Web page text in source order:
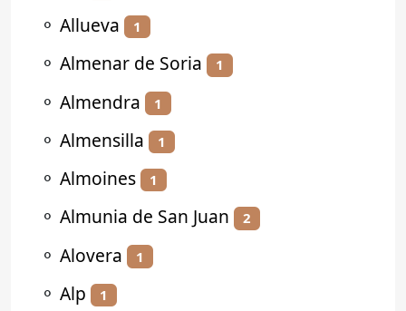
⚬ Allueva 1
⚬ Almenar de Soria 1
⚬ Almendra 1
⚬ Almensilla 1
⚬ Almoines 1
⚬ Almunia de San Juan 2
⚬ Alovera 1
⚬ Alp 1